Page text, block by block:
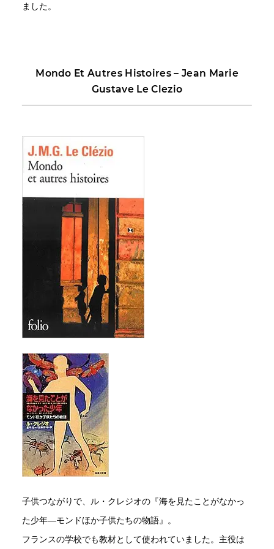
ました。
Mondo Et Autres Histoires – Jean Marie
Gustave Le Clezio
子供つながりで、ル・クレジオの『海を見たことがなかっ
た少年―モンドほか子供たちの物語』。
フランスの学校でも教材として使われていました。主役は